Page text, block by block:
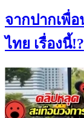
จากปากเพื่
ไทย เรื่องนี้!?